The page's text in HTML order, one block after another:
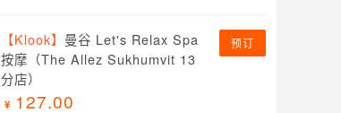
【Klook】 曼谷 Let's Relax Spa
按摩（The Allez Sukhumvit 13
分店）
127.00
预订